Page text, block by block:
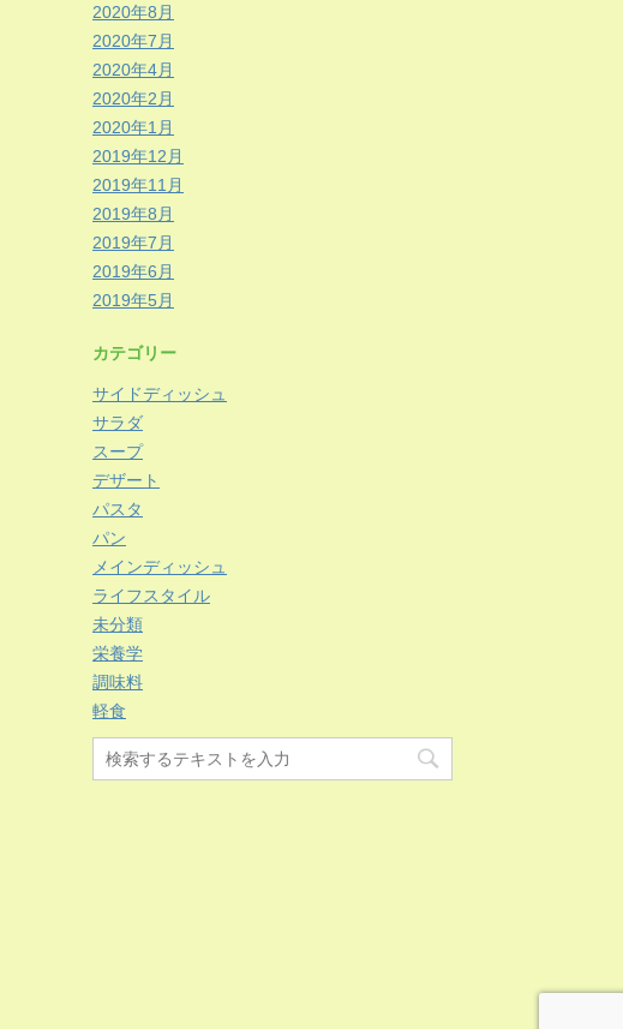
2020年8月
2020年7月
2020年4月
2020年2月
2020年1月
2019年12月
2019年11月
2019年8月
2019年7月
2019年6月
2019年5月
カテゴリー
サイドディッシュ
サラダ
スープ
デザート
パスタ
パン
メインディッシュ
ライフスタイル
未分類
栄養学
調味料
軽食